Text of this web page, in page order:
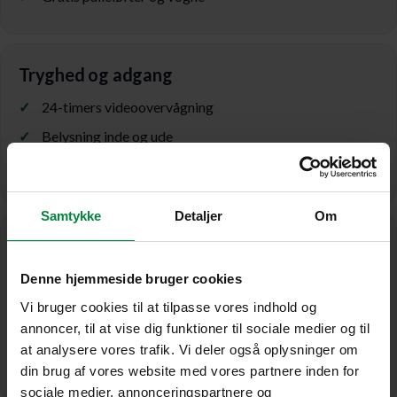
Samtykke Detaljer Om
Denne hjemmeside bruger cookies
Vi bruger cookies til at tilpasse vores indhold og
annoncer, til at vise dig funktioner til sociale medier og til
at analysere vores trafik. Vi deler også oplysninger om
din brug af vores website med vores partnere inden for
sociale medier, annonceringspartnere og
Tryghed og adgang
24-timers videoovervågning
Belysning inde og ude
Premium erhvervsopbevaring
Personale på lokationen
Leverancer håndteres sikkert
Mulighed for op-/nedgradering gratis
Ingen binding